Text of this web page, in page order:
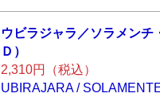
ウビラジャラ／ソラメンチ
Ｄ）
2,310円（税込）
UBIRAJARA /